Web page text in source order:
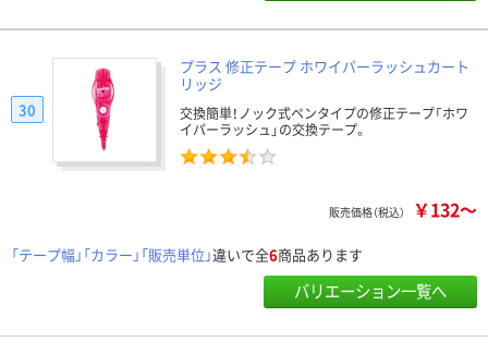
プラス 修正テープ ホワイパーラッシュカート
リッジ
交換簡単！ノック式ペンタイプの修正テープ「ホワ
イパーラッシュ」の交換テープ。
30
販売価格（税込） ￥132～
「テープ幅」「カラー」「販売単位」違いで全6商品あります
バリエーション一覧へ